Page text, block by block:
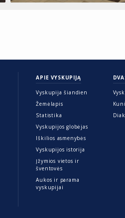
APIE VYSKUPIJĄ
Vyskupija šiandien
Žemėlapis
Statistika
Vyskupijos globėjas
Iškilios asmenybės
Vyskupijos istorija
Įžymios vietos ir
šventovės
Aukos ir parama
vyskupijai